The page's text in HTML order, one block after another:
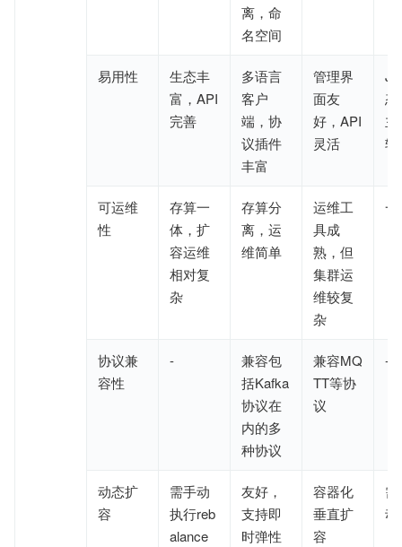
离，命
名空间
易用性
生态丰
富，API
完善
多语言
客户
端，协
议插件
丰富
管理界
面友
好，API
灵活
较
可运维
性
存算一
体 ， 扩
容运维
相对复
杂
存算分
离，运
维简单
运维工
具成
熟，但
集群运
维较复
杂
一
协议兼
容性
- 兼容包
括Kafka
协议在
内的多
种协议
兼容MQ
TT等协
议
-
动态扩
容
需手动
执行reb
alance
友好，
支持即
时弹性
容器化
垂直扩
容
动